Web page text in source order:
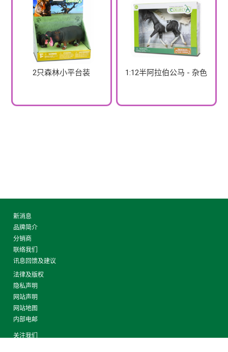
2只森林小平台装 1:12半阿拉伯公马 - 杂色
新消息
品牌简介
分销商
联络我们
讯息回馈及建议
法律及版权
隐私声明
网站声明
网站地图
内部电邮
关注我们